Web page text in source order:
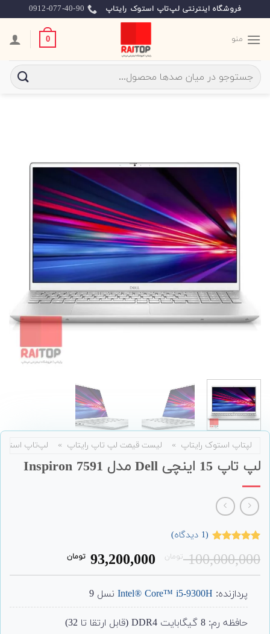
to
content
فروشگاه اینترنتی لپ‌تاپ استوک رایتاپ 0912-077-40-90
منو 0
جستجو
برای:
لپتاپ استوک رایتاپ » لیست قیمت لپ تاپ رایتاپ » لپ‌تاپ
لپ تاپ 15 اینچی Dell مدل Inspiron 7591
از 5 امتیاز
مشتری
(
1 دیدگاه)
100,000,000 تومان قیمت
اصلی:
100,000,000
تومان
بود.
93,200,000 تومانقیمت
فعلی:
تومان. پردازنده: Intel® Core™ i5-9300Hنسل 9
حافظه رم: 8 گیگابایت DDR4 (قابل ارتقا تا 32)